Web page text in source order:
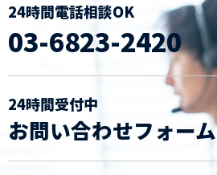
24時間電話相談OK
03-6823-2420
24時間受付中
お問い合わせフォーム